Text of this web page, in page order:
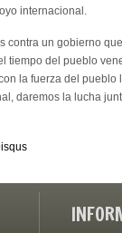
internacional.
contra un gobierno
tiempo del pueblo
la fuerza del
daremos la lucha